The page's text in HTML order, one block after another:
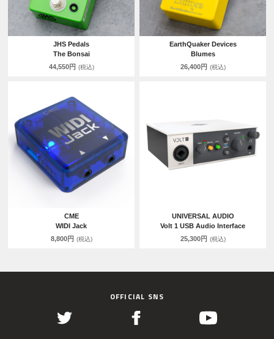
JHS Pedals
The Bonsai
44,550円 (税込)
EarthQuaker Devices
Blumes
26,400円 (税込)
CME
WIDI Jack
8,800円 (税込)
UNIVERSAL AUDIO
Volt 1 USB Audio Interface
25,300円 (税込)
OFFICIAL SNS